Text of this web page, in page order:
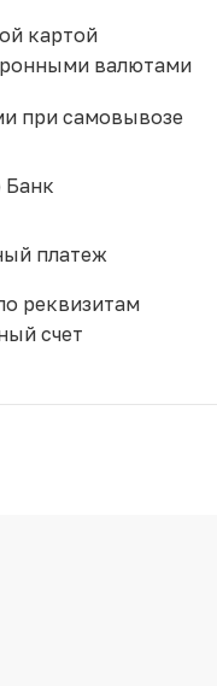
картой
валютами
при самовывозе
Банк
платеж
реквизитам
счет